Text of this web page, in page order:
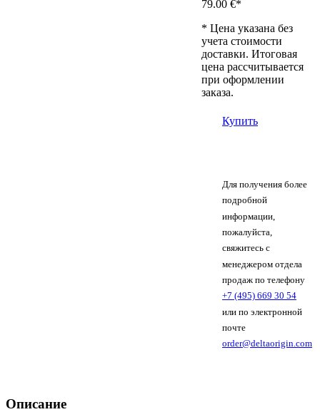
79.00 €*
* Цена указана без
учета стоимости
доставки. Итоговая
цена рассчитывается
при оформлении
заказа.
Купить
Для получения более
подробной
информации,
пожалуйста,
свяжитесь с
менеджером отдела
продаж по телефону
+7 (495) 669 30 54
или по электронной
почте
order@deltaorigin.com
Описание